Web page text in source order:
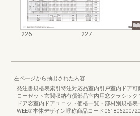
226 227
左ページから抽出された内容
発注書規格表索引特注対応品室内引戸室内ドア可
ローゼット玄関収納有償部品室内用窓クラシック
ドア②室内ドアユニット価格一覧・部材別規格表
WEE①本体デザイン呼称商品コード